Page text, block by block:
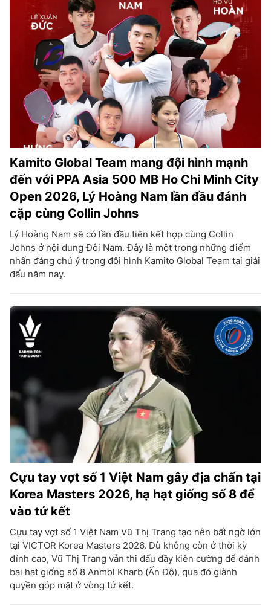
Kamito Global Team mang đội hình mạnh
đến với PPA Asia 500 MB Ho Chi Minh City
Open 2026, Lý Hoàng Nam lần đầu đánh
cặp cùng Collin Johns
Lý Hoàng Nam sẽ có lần đầu tiên kết hợp cùng Collin
Johns ở nội dung Đôi Nam. Đây là một trong những điểm
nhấn đáng chú ý trong đội hình Kamito Global Team tại giải
đấu năm nay.
Cựu tay vợt số 1 Việt Nam gây địa chấn tại
Korea Masters 2026, hạ hạt giống số 8 để
vào tứ kết
Cựu tay vợt số 1 Việt Nam Vũ Thị Trang tạo nên bất ngờ lớn
tại VICTOR Korea Masters 2026. Dù không còn ở thời kỳ
đỉnh cao, Vũ Thị Trang vẫn thi đấu đầy kiên cường để đánh
bại hạt giống số 8 Anmol Kharb (Ấn Độ), qua đó giành
quyền góp mặt ở vòng tứ kết.